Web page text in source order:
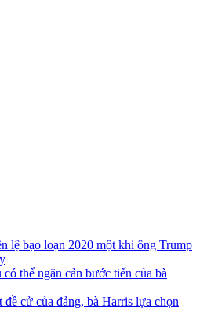
lệ bạo loạn 2020 một khi ông Trump
thể ngăn cản bước tiến của bà
cử của đảng, bà Harris lựa chọn